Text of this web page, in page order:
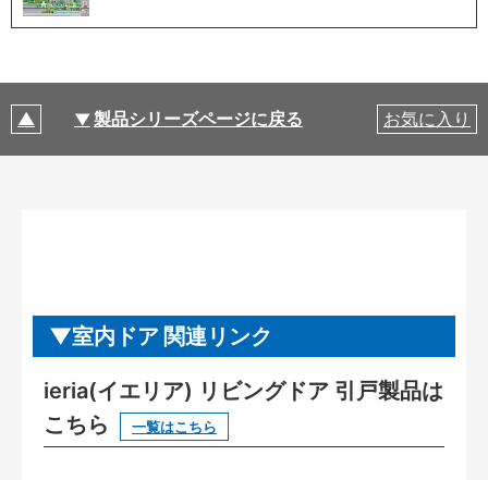
製品シリーズページに戻る お気に入り
室内ドア 関連リンク
ieria(イエリア) リビングドア 引戸製品は
こちら
一覧はこちら